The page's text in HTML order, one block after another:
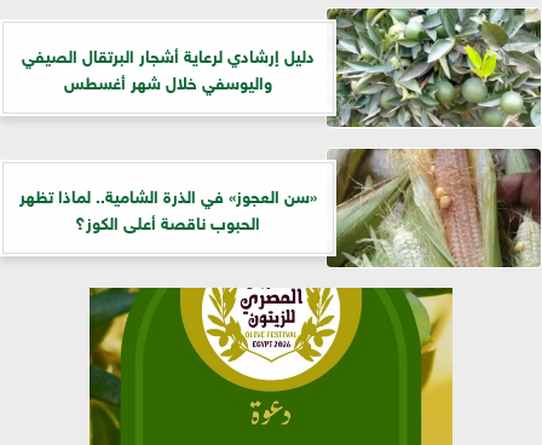
دليل إرشادي لرعاية أشجار البرتقال الصيفي
واليوسفي خلال شهر أغسطس
«سن العجوز» في الذرة الشامية.. لماذا تظهر
الحبوب ناقصة أعلى الكوز؟